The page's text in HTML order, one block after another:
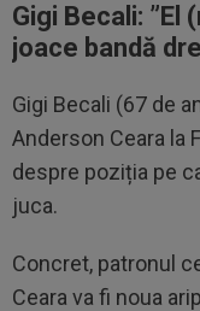
Gigi Becali: ”El
joace bandă
Gigi Becali (67 de
Anderson Ceara la
despre poziția pe
juca.
Concret, patronul
Ceara va fi noua